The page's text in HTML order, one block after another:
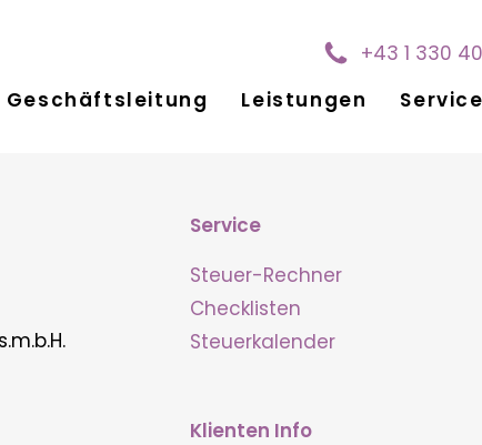
+43 1 330
Geschäftsleitung Leistungen Service
Service
Steuer-Rechner
Checklisten
Steuerkalender
Klienten Info